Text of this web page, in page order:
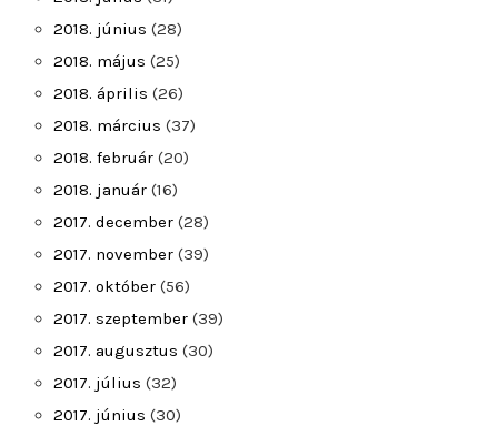
2018. június (28)
2018. május (25)
2018. április (26)
2018. március (37)
2018. február (20)
2018. január (16)
2017. december (28)
2017. november (39)
2017. október (56)
2017. szeptember (39)
2017. augusztus (30)
2017. július (32)
2017. június (30)